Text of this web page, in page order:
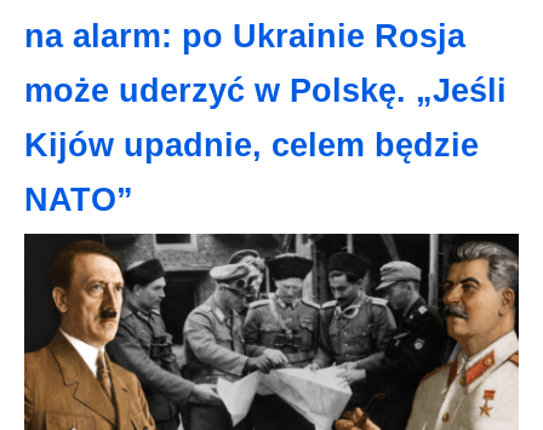
na alarm: po Ukrainie Rosja
może uderzyć w Polskę. „Jeśli
Kijów upadnie, celem będzie
NATO”